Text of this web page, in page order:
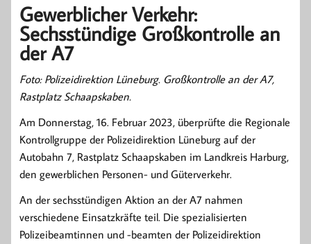
Gewerblicher Verkehr:
Sechsstündige Großkontrolle an
der A7
Foto: Polizeidirektion Lüneburg. Großkontrolle an der A7,
Rastplatz Schaapskaben.
Am Donnerstag, 16. Februar 2023, überprüfte die Regionale
Kontrollgruppe der Polizeidirektion Lüneburg auf der
Autobahn 7, Rastplatz Schaapskaben im Landkreis Harburg,
den gewerblichen Personen- und Güterverkehr.
An der sechsstündigen Aktion an der A7 nahmen
verschiedene Einsatzkräfte teil. Die spezialisierten
Polizeibeamtinnen und -beamten der Polizeidirektion